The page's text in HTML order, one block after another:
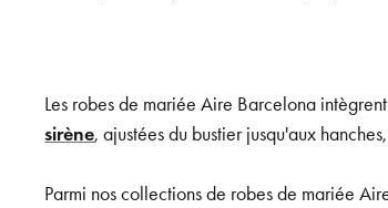
Les robes de mariée Aire Barcelona
sirène, ajustées du bustier jusqu'aux
Parmi nos collections de robes de mariée